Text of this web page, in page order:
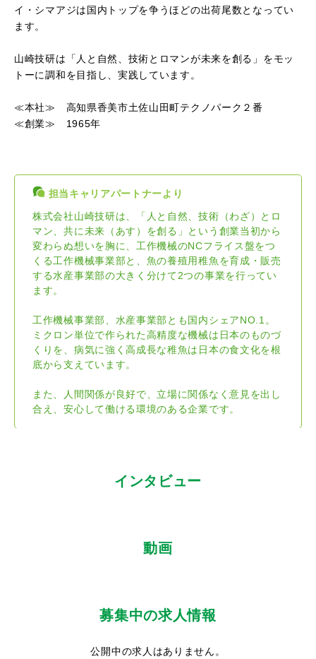
イ・シマアジは国内トップを争うほどの出荷尾数となってい
ます。
山崎技研は「人と自然、技術とロマンが未来を創る」をモッ
トーに調和を目指し、実践しています。
≪本社≫ 高知県香美市土佐山田町テクノパーク２番
≪創業≫ 1965年
担当キャリアパートナーより
株式会社山崎技研は、「人と自然、技術（わざ）とロ
マン、共に未来（あす）を創る」という創業当初から
変わらぬ想いを胸に、工作機械のNCフライス盤をつ
くる工作機械事業部と、魚の養殖用稚魚を育成・販売
する水産事業部の大きく分けて2つの事業を行ってい
ます。
工作機械事業部、水産事業部とも国内シェアNO.1。
ミクロン単位で作られた高精度な機械は日本のものづ
くりを、病気に強く高成長な稚魚は日本の食文化を根
底から支えています。
また、人間関係が良好で、立場に関係なく意見を出し
合え、安心して働ける環境のある企業です。
インタビュー
動画
募集中の求人情報
公開中の求人はありません。